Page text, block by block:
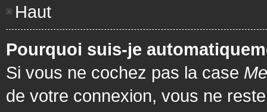
Haut
Pourquoi suis-je
Si vous ne cochez pas la case
de votre connexion, vous ne